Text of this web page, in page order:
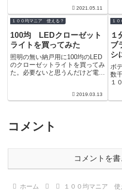
ています。パッケージの中なので
おかしい...
2021.05.11
ー
１００均マニア 使える？
100均 LEDクローゼット
ライトを買ってみた
照明の無い納戸用に100均のLED
のクローゼットライトを買ってみ
た。必要ないと思うんだけど電池
2019.03.13
１
１
ブ
シ
ボ
数
１
か
コメント
コメントを
ホーム １００均マニア 使